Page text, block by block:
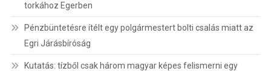
torkához Egerben
Pénzbüntetésre ítélt egy polgármestert bolti csalás miatt az
Egri Járásbíróság
Kutatás: tízből csak három magyar képes felismerni egy